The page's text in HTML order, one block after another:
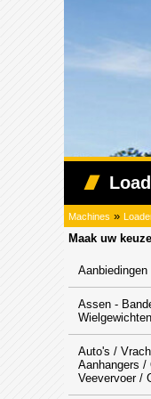
Machines »
Maak uw keuze
Aanbiedingen
Assen -
Wielgewichten
Auto's /
Aanhangers
Veevervoer /